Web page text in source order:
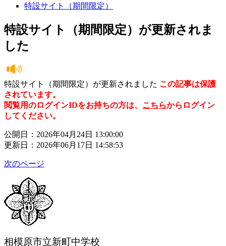
特設サイト（期間限定）
特設サイト（期間限定）が更新されま
した
特設サイト（期間限定）が更新されました この記事は保護
されています。
閲覧用のログインIDをお持ちの方は、 こちらからログイン
してください。
公開日：2026年04月24日 13:00:00
更新日：2026年06月17日 14:58:53
次のページ
相模原市立新町中学校